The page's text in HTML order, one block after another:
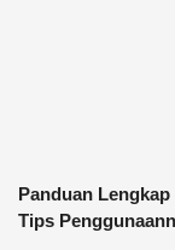
Panduan
Tips